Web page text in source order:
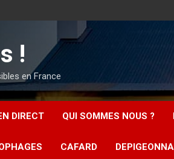
!
en France
DIRECT QUI SOMMES NOUS ?
CAFARD